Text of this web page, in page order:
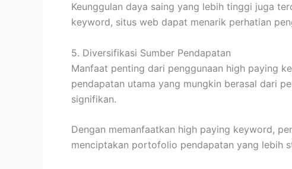
Keunggulan daya saing yang lebih tinggi juga
keyword, situs web dapat menarik perhatian
5. Diversifikasi Sumber Pendapatan
Manfaat penting dari penggunaan high paying
pendapatan utama yang mungkin berasal dari
signifikan.
Dengan memanfaatkan high paying keyword,
menciptakan portofolio pendapatan yang lebih